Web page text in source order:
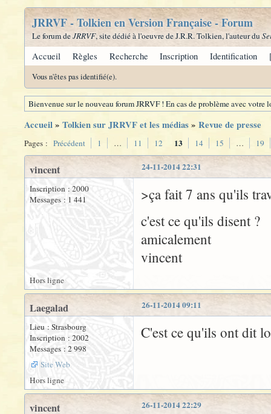
JRRVF - Tolkien en Version Française - Forum
Le forum deJRRVF, site dédié à l'oeuvre de J.R.R. Tolkien, l'auteur du
Accueil Règles Recherche Inscription Identification
Vous n'êtes pas identifié(e).
Bienvenue sur le nouveau forum JRRVF ! En cas de problème avec
Accueil» Tolkien sur JRRVF et les médias» Revue de presse
Pages : Précédent 1 … 11 12 13 14 15 … 19
24-11-2014 22:31
vincent
Inscription : 2000
Messages : 1 441
>ça fait 7 ans qu'ils
c'est ce qu'ils disent ?
amicalement
vincent
Hors ligne
26-11-2014 09:11
Laegalad
Lieu : Strasbourg
Inscription : 2002
Messages : 2 998
Site Web
C'est ce qu'ils ont dit
Hors ligne
26-11-2014 22:29
vincent